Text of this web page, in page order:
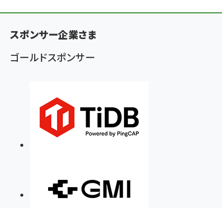
ン
く
ず
スポンサー企業さま
ゴールドスポンサー